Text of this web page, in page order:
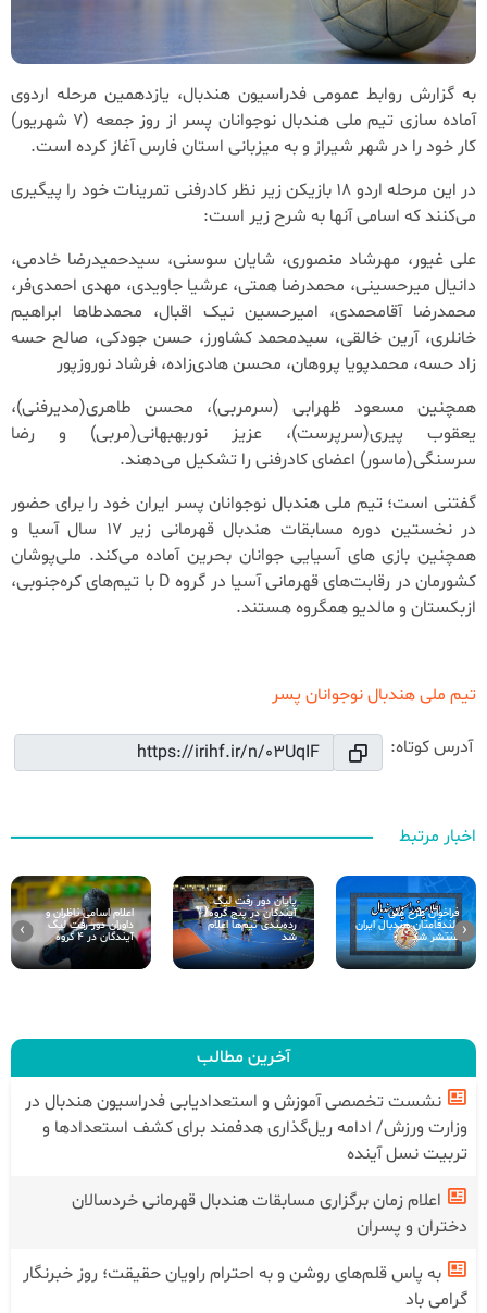
به گزارش روابط عمومی فدراسیون هندبال، یازدهمین مرحله اردوی
آماده سازی تیم ملی هندبال نوجوانان پسر از روز جمعه (7 شهریور)
کار خود را در شهر شیراز و به میزبانی استان فارس آغاز کرده است.
در این مرحله اردو 18 بازیکن زیر نظر کادرفنی تمرینات خود را پیگیری
می‌کنند که اسامی آنها به شرح زیر است:
علی غیور، مهرشاد منصوری، شایان سوسنی، سیدحمیدرضا خادمی،
دانیال میرحسینی، محمدرضا همتی، عرشیا جاویدی، مهدی احمدی‌فر،
محمدرضا آقامحمدی، امیرحسین نیک اقبال، محمدطاها ابراهیم
خانلری، آرین خالقی، سیدمحمد کشاورز، حسن جودکی، صالح حسه
زاد حسه، محمدپویا پروهان، محسن هادی‌زاده، فرشاد نوروزپور
همچنین مسعود ظهرابی (سرمربی)، محسن طاهری(مدیرفنی)،
یعقوب پیری(سرپرست)، عزیز نوربهبهانی(مربی) و رضا
سرسنگی(ماسور) اعضای کادرفنی را تشکیل می‌دهند.
گفتنی است؛ تیم ملی هندبال نوجوانان پسر ایران خود را برای حضور
در نخستین دوره مسابقات هندبال قهرمانی زیر 17 سال آسیا و
همچنین بازی های آسیایی جوانان بحرین آماده می‌کند. ملی‌پوشان
کشورمان در رقابت‌های قهرمانی آسیا در گروه D با تیم‌های کره‌جنوبی،
ازبکستان و مالدیو همگروه هستند.
تیم ملی هندبال نوجوانان پسر
آدرس کوتاه:
اخبار مرتبط
فراخوان طرح ملی
بلند‌قامتان هندبال ایران
منتشر شد
پایان دور رفت لیگ
آیندگان در پنج گروه/
رده‌بندی تیم‌ها اعلام
شد
اعلام اسامی ناظران و
داوران دور رفت لیگ
آیندگان در 4 گروه
‹
›
آخرین مطالب
نشست تخصصی آموزش و استعدادیابی فدراسیون هندبال در
وزارت ورزش/ ادامه ریل‌گذاری هدفمند برای کشف استعدادها و
تربیت نسل آینده
اعلام زمان برگزاری مسابقات هندبال قهرمانی خردسالان
دختران و پسران
به پاس قلم‌های روشن و به احترام راویان حقیقت؛ روز خبرنگار
گرامی باد